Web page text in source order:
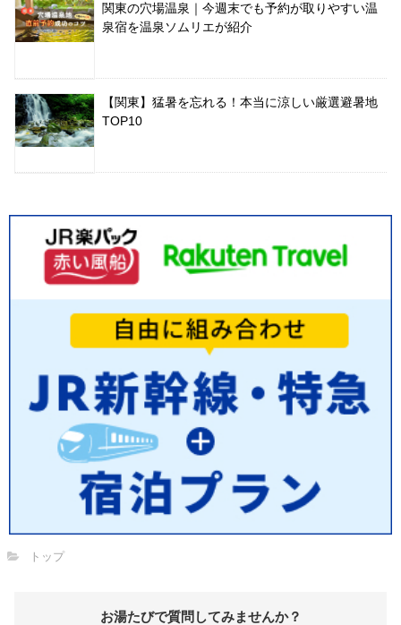
関東の穴場温泉｜今週末でも予約が取りやすい温
泉宿を温泉ソムリエが紹介
【関東】猛暑を忘れる！本当に涼しい厳選避暑地
TOP10
トップ
お湯たびで質問してみませんか？